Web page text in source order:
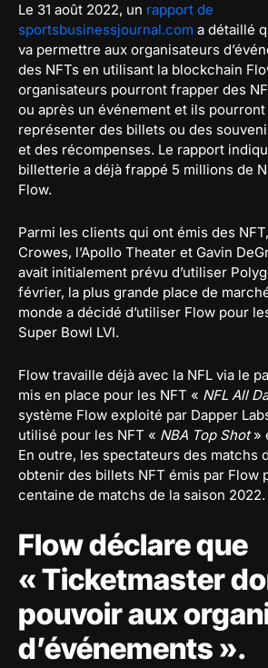
Le 31 août 2022, un rapport de
sportsbusinessjournal.com a détaillé
va permettre aux organisateurs
des NFTs en utilisant la blockchain
organisateurs pourront frapper des
ou après un événement et ils
représenter des billets ou des
et des récompenses. Le rapport
billetterie a déjà frappé 5 millions de
Flow.
Parmi les clients qui ont émis des
Crowes, l’Apollo Theater et Gavin
avait initialement prévu d’utiliser
février, la plus grande place de
monde a décidé d’utiliser Flow pour
Super Bowl LVI.
Flow travaille déjà avec la NFL via le
mis en place pour les NFT « NFL All
système Flow exploité par Dapper
utilisé pour les NFT « NBA Top Shot»
En outre, les spectateurs des matchs
obtenir des billets NFT émis par Flow
centaine de matchs de la saison 2022.
Flow déclare que
« Ticketmaster
pouvoir aux
d’événements ».